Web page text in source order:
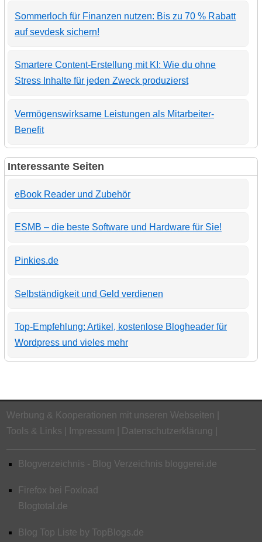
Sommerloch für Finanzen nutzen: Bis zu 70 % Rabatt
auf sevdesk sichern!
Smartere Content-Erstellung mit KI: Wie du ohne
Stress Inhalte für jeden Zweck produzierst
Vermögenswirksame Leistungen als Mitarbeiter-
Benefit
Interessante Seiten
eBook Reader und Zubehör
ESMB – die beste Software und Hardware für Sie!
Pinkies.de
Selbständigkeit und Geld verdienen
Top-Empfehlung: Artikel, kostenlose Blogheader für
Wordpress und vieles mehr
Werbung & Kooperationen mit unseren Webseiten
Tools & Links
Impressum Datenschutzerklärung
Blogverzeichnis - Blog Verzeichnis bloggerei.de
Firefox bei Foxload
Blogtotal.de
Blog Top Liste by TopBlogs.de